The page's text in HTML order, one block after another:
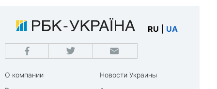
RU UA
О компании
Новости Украины